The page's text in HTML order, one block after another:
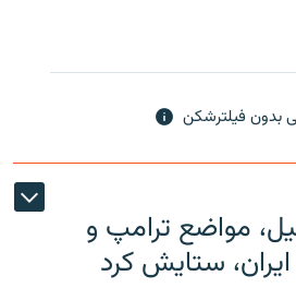
بدون فیلترشکن
مواضع ترامپ و
ایران، ستایش کرد